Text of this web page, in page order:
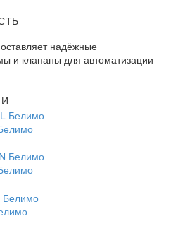
надёжные
и клапаны для автоматизации